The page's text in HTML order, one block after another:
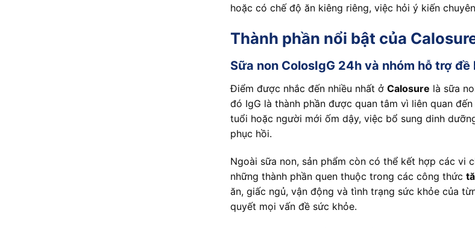
hoặc có chế độ ăn kiêng riêng, việc hỏi ý kiến
Thành phần nổi bật của
Sữa non ColosIgG 24h và nhóm hỗ trợ đề
Điểm được nhắc đến nhiều nhất ở Calosure là sữa
đó IgG là thành phần được quan tâm vì liên quan
tuổi hoặc người mới ốm dậy, việc bổ sung dinh
phục hồi.
Ngoài sữa non, sản phẩm còn có thể kết hợp các vi
những thành phần quen thuộc trong các công thức
ăn, giấc ngủ, vận động và tình trạng sức khỏe của
quyết mọi vấn đề sức khỏe.